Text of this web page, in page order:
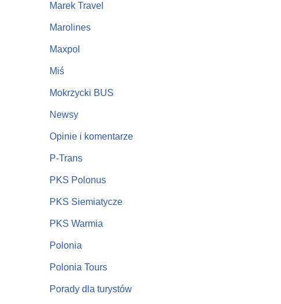
Marek Travel
Marolines
Maxpol
Miś
Mokrzycki BUS
Newsy
Opinie i komentarze
P-Trans
PKS Polonus
PKS Siemiatycze
PKS Warmia
Polonia
Polonia Tours
Porady dla turystów